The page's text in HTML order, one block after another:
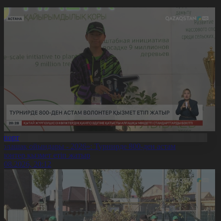
ойындары - 2026»: Турнирде 800-ден астам
қызмет етіп жатыр
20:12